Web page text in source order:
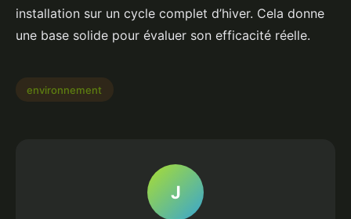
installation sur un cycle complet d’hiver. Cela donne
une base solide pour évaluer son efficacité réelle.
environnement
J